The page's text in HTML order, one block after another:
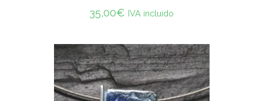
35,00€ IVA incluido